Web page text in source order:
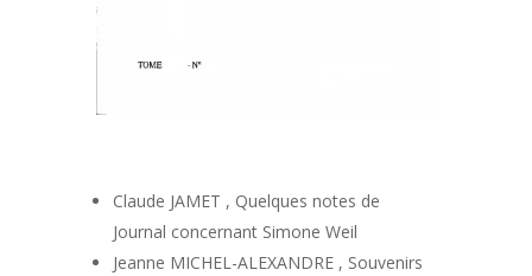
Claude JAMET , Quelques notes de
Journal concernant Simone Weil
Jeanne MICHEL-ALEXANDRE , Souvenirs